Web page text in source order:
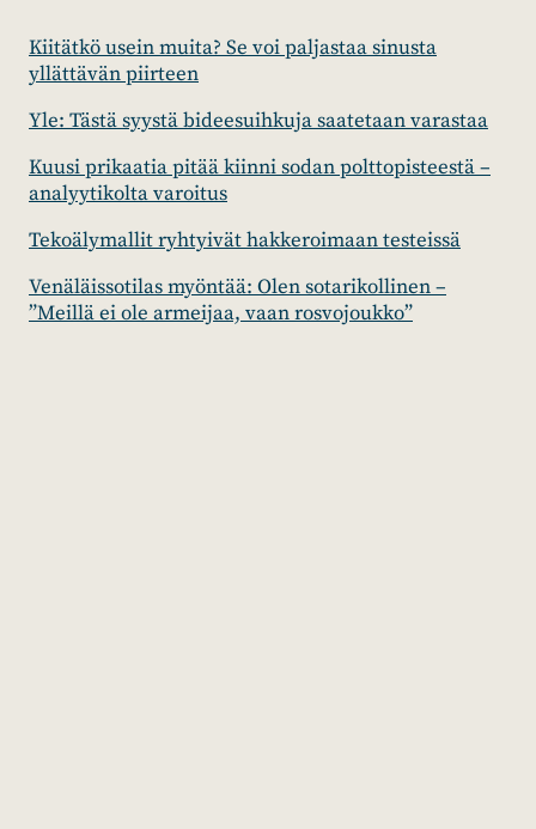
Kiitätkö usein muita? Se voi paljastaa sinusta
yllättävän piirteen
Yle: Tästä syystä bideesuihkuja saatetaan varastaa
Kuusi prikaatia pitää kiinni sodan polttopisteestä –
analyytikolta varoitus
Tekoälymallit ryhtyivät hakkeroimaan testeissä
Venäläissotilas myöntää: Olen sotarikollinen –
”Meillä ei ole armeijaa, vaan rosvojoukko”